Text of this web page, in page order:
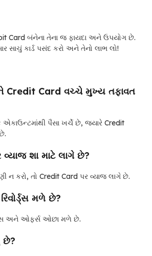
Card બંનેના તેના જ ફાયદા અને ઉપયોગ છે.
સાચું કાર્ડ પસંદ કરો અને તેનો લાભ લો!
Credit Card વચ્ચે મુખ્ય તફાવત
એકાઉન્ટમાંથી પૈસા ખર્ચે છે, જ્યારે Credit
શા માટે લાગે છે?
કરો, તો Credit Card પર વ્યાજ લાગે છે.
મળે છે?
અને ઓફર્સ ઓછા મળે છે.
છે?